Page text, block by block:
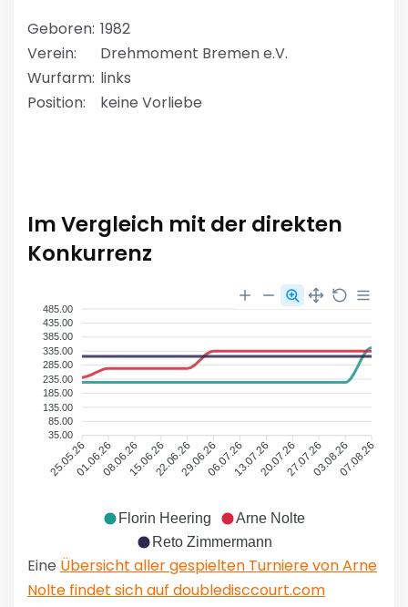
Geboren: 1982
Verein:
Drehmoment Bremen e.V.
Wurfarm: links
Position:
keine Vorliebe
Im Vergleich mit der direkten
Konkurrenz
485.00
435.00
385.00
335.00
285.00
235.00
185.00
135.00
85.00
35.00
25.05.2601.06.2608.06.2615.06.2622.06.2629.06.2606.07.2613.07.2620.07.2627.07.2603.08.2607.08.26
Florin Heering
Arne Nolte
Reto Zimmermann
Eine Übersicht aller gespielten Turniere von Arne
Nolte findet sich auf doubledisccourt.com